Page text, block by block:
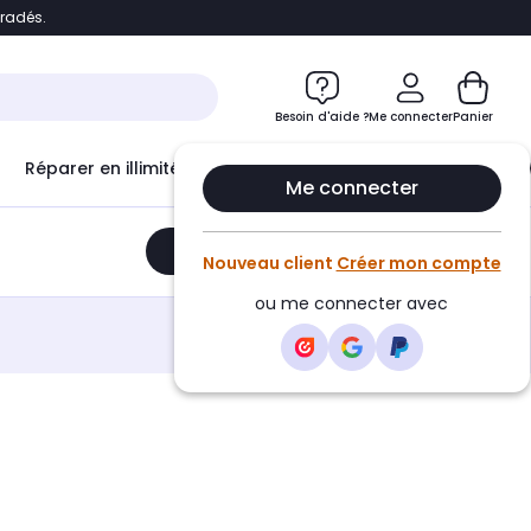
Accéder directement au chatbot
Besoin d'aide ?Me connecter
Me connecter
Nouveau client Créer mon compte
ou me connecter avec
Panier
Réparer en illimité avec Le Club Infinity
Ajouter au panier •